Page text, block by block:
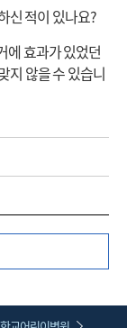
신 적이 있나요?
에 효과가 있었던
지 않을 수 있습니